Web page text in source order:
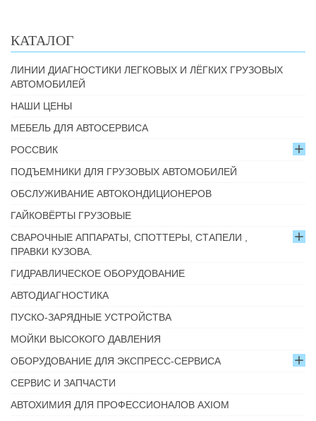
КАТАЛОГ
ЛИНИИ ДИАГНОСТИКИ ЛЕГКОВЫХ И ЛЁГКИХ ГРУЗОВЫХ
АВТОМОБИЛЕЙ
НАШИ ЦЕНЫ
МЕБЕЛЬ ДЛЯ АВТОСЕРВИСА
РОССВИК
ПОДЪЕМНИКИ ДЛЯ ГРУЗОВЫХ АВТОМОБИЛЕЙ
ОБСЛУЖИВАНИЕ АВТОКОНДИЦИОНЕРОВ
ГАЙКОВЁРТЫ ГРУЗОВЫЕ
СВАРОЧНЫЕ АППАРАТЫ, СПОТТЕРЫ, СТАПЕЛИ ,
ПРАВКИ КУЗОВА.
ГИДРАВЛИЧЕСКОЕ ОБОРУДОВАНИЕ
АВТОДИАГНОСТИКА
ПУСКО-ЗАРЯДНЫЕ УСТРОЙСТВА
МОЙКИ ВЫСОКОГО ДАВЛЕНИЯ
ОБОРУДОВАНИЕ ДЛЯ ЭКСПРЕСС-СЕРВИСА
СЕРВИС И ЗАПЧАСТИ
АВТОХИМИЯ ДЛЯ ПРОФЕССИОНАЛОВ AXIOM